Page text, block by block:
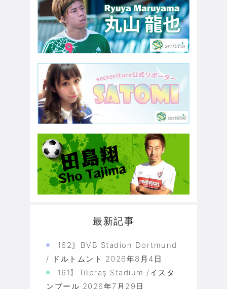
最新記事
162〗BVB Stadion Dortmund
/ ドルトムント 2026年8月4日
161〗Tüpraş Stadium /イスタ
ンブール 2026年7月29日